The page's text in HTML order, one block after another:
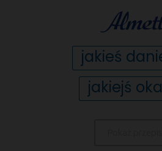
Mam
jakieś
jakiejś